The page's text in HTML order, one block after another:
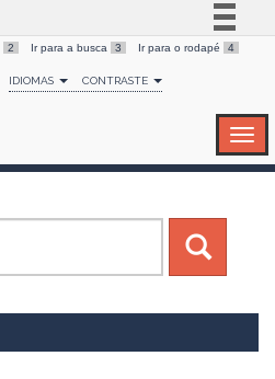
Simplifique!
Comunica BR
Canais
2 Ir para a busca 3 Ir para o rodapé 4
IDIOMAS CONTRASTE